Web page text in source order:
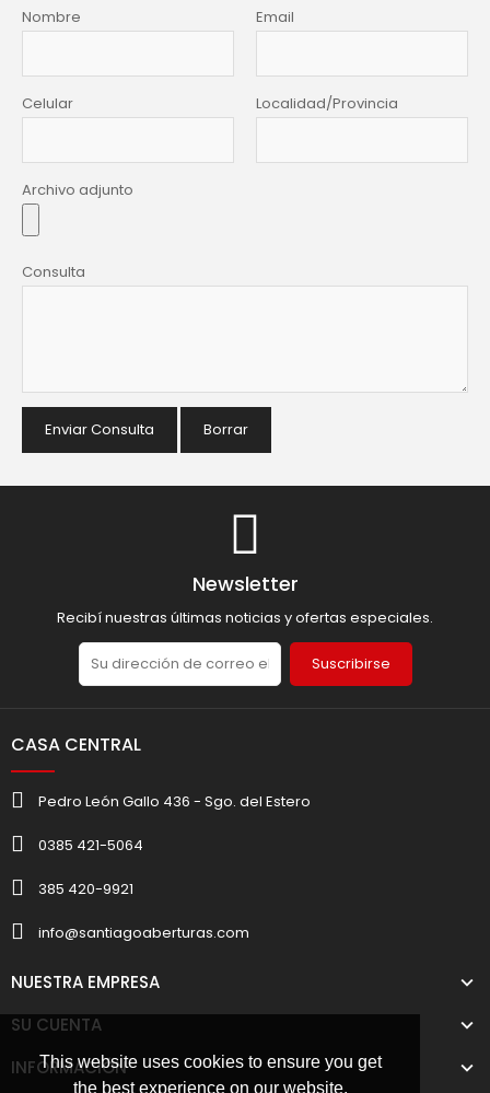
This website uses cookies to ensure you get
the best experience on our website.
Nombre Email
Celular Localidad/Provincia
Archivo adjunto
Consulta
Enviar Consulta Borrar
Newsletter
Recibí nuestras últimas noticias y ofertas especiales.
Suscribirse
CASA CENTRAL
Pedro León Gallo 436 - Sgo. del Estero
0385 421-5064
385 420-9921
info@santiagoaberturas.com
NUESTRA EMPRESA
SU CUENTA
INFORMACIÓN